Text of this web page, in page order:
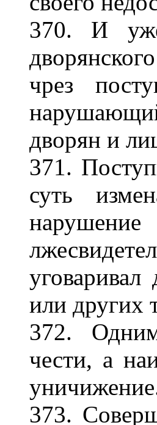
370. И уже
чрез
дворян и
371.
суть
уговаривал
или других
372.
чести, а
373.